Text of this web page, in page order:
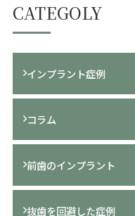
CATEGOLY
インプラント症例
コラム
前歯のインプラント
抜歯を回避した症例